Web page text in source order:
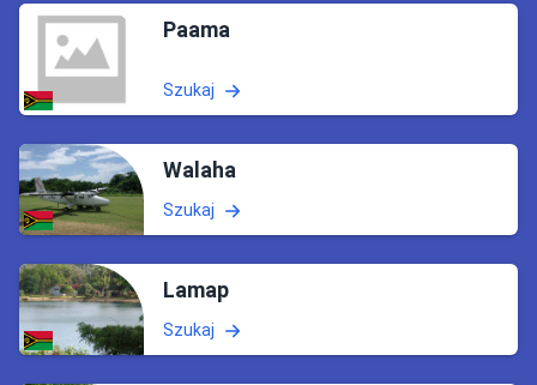
Paama
Szukaj
Walaha
Szukaj
Lamap
Szukaj